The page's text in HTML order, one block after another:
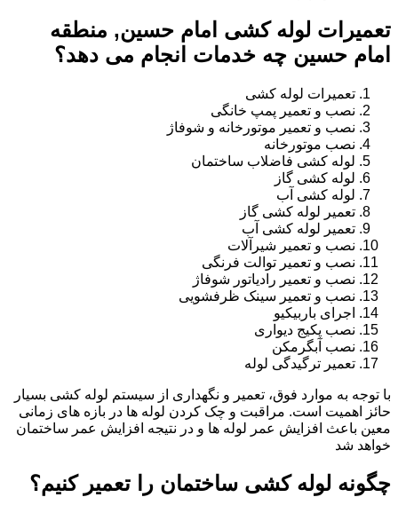
تعمیرات لوله کشی امام حسین, منطقه
امام حسین چه خدمات انجام می دهد؟
تعمیرات لوله کشی
نصب و تعمیر پمپ خانگی
نصب و تعمیر موتورخانه و شوفاژ
نصب موتورخانه
لوله کشی فاضلاب ساختمان
لوله کشی گاز
لوله کشی آب
تعمیر لوله کشی گاز
تعمیر لوله کشی آب
نصب و تعمیر شیرآلات
نصب و تعمیر توالت فرنگی
نصب و تعمیر رادیاتور شوفاژ
نصب و تعمیر سینک ظرفشویی
اجرای باربیکیو
نصب پکیج دیواری
نصب آبگرمکن
تعمیر ترگیدگی لوله
با توجه به موارد فوق، تعمیر و نگهداری از سیستم لوله کشی بسیار
حائز اهمیت است. مراقبت و چک کردن لوله ها در بازه های زمانی
معین باعث افزایش عمر لوله ها و در نتیجه افزایش عمر ساختمان
خواهد شد
چگونه لوله کشی ساختمان را تعمیر کنیم؟